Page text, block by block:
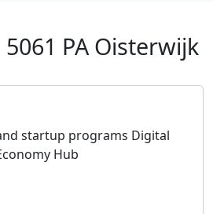
5061 PA Oisterwijk